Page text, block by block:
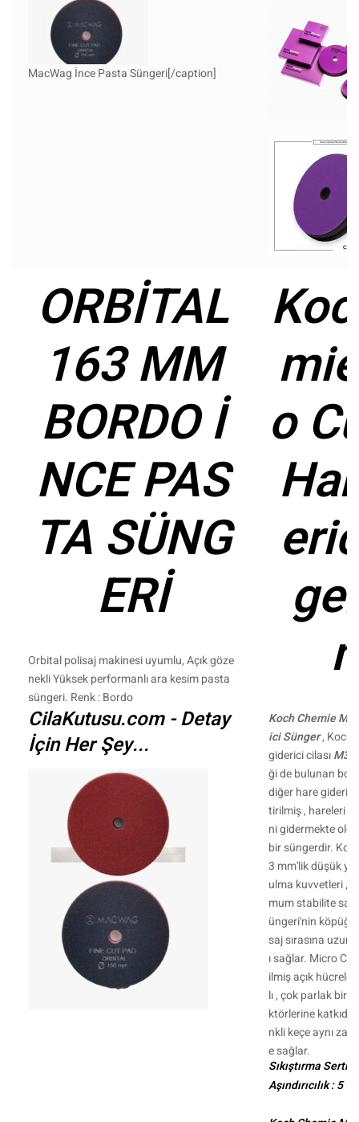
MacWag İnce Pasta Süngeri[/caption]
ORBİTAL
163 MM
BORDO İ
NCE PAS
TA SÜNG
ERİ
Orbital polisaj makinesi uyumlu, Açık göze
nekli Yüksek performanlı ara kesim pasta
süngeri. Renk : Bordo
CilaKutusu.com - Detay
İçin Her Şey...
o
Koch Chemie
ici Sünger, Koch
giderici cilası
ği de bulunan
diğer hare
tirilmiş , hareleri ,
ni gidermekte
bir süngerdir.
3 mm'lik düşük
ulma kuvvetleri ,
mum stabilite
üngeri'nin
saj sırasına uzun
ı sağlar. Micro
ilmiş açık hücreler
lı , çok parlak bir
ktörlerine
nkli keçe aynı
e sağlar.
Sıkıştırma
Aşındırıcılık : 5